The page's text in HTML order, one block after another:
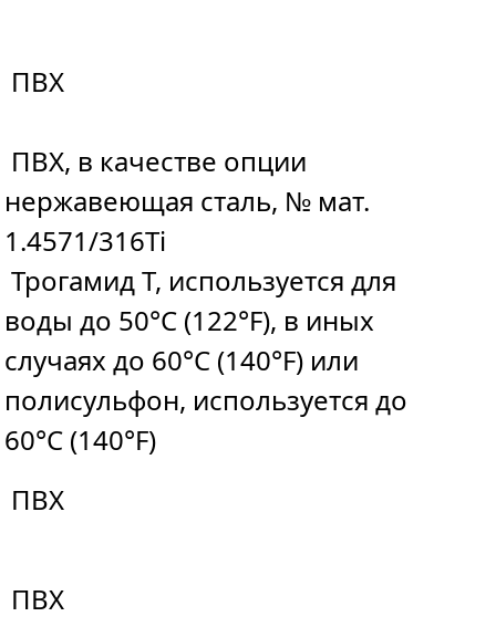
ПВХ
ПВХ, в качестве опции
нержавеющая сталь, № мат.
1.4571/316Ti
Трогамид T, используется для
воды до 50°C (122°F), в иных
случаях до 60°C (140°F) или
полисульфон, используется до
60°C (140°F)
ПВХ
ПВХ